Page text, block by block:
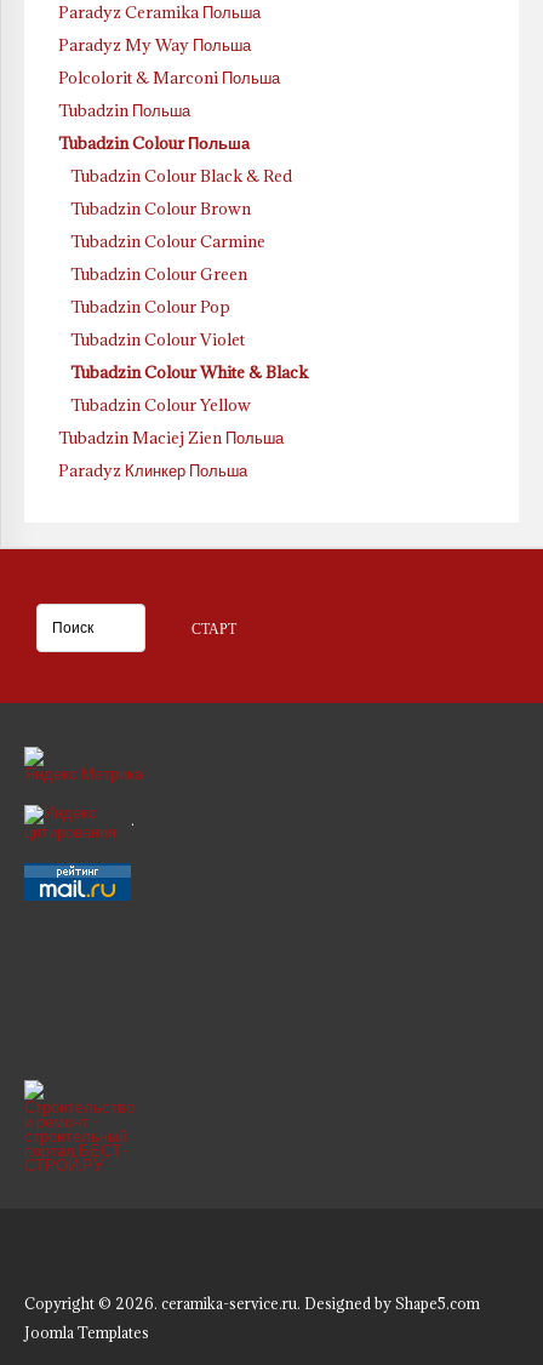
Paradyz Ceramika Польша
Paradyz My Way Польша
Polcolorit & Marconi Польша
Tubadzin Польша
Tubadzin Colour Польша
Tubadzin Colour Black & Red
Tubadzin Colour Brown
Tubadzin Colour Carmine
Tubadzin Colour Green
Tubadzin Colour Pop
Tubadzin Colour Violet
Tubadzin Colour White & Black
Tubadzin Colour Yellow
Tubadzin Maciej Zien Польша
Paradyz Клинкер Польша
.
Copyright © 2026. ceramika-service.ru. Designed by Shape5.com
Joomla Templates